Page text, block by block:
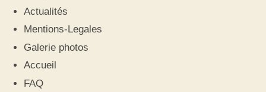
Actualités
Mentions-Legales
Galerie photos
Accueil
FAQ